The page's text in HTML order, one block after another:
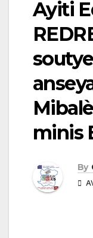
Ayiti
minis
By